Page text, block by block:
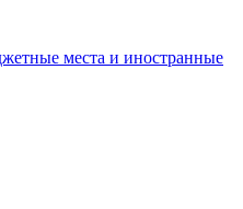
места и иностранные